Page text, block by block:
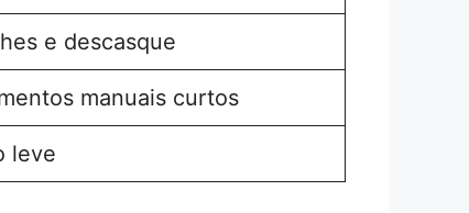
e descasque
manuais curtos
leve